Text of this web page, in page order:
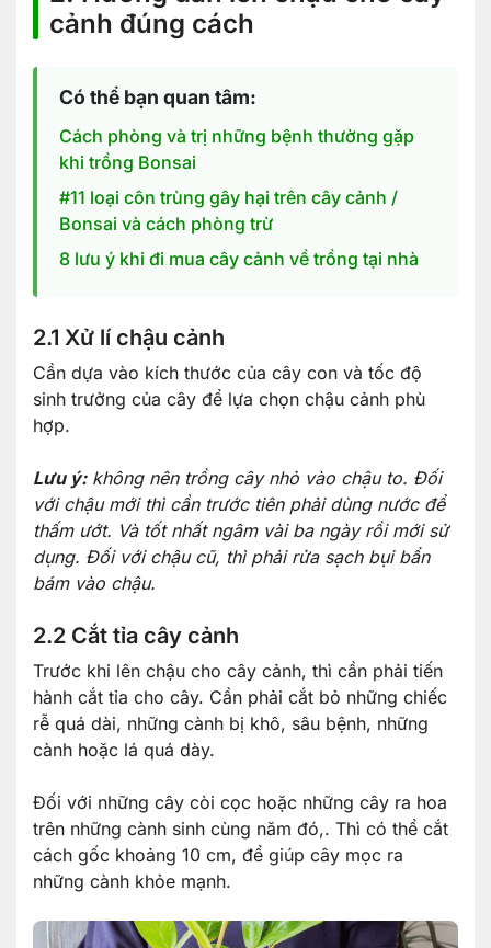
cảnh đúng cách
Có thể bạn quan tâm:
Cách phòng và trị những bệnh thường gặp
khi trồng Bonsai
#11 loại côn trùng gây hại trên cây cảnh /
Bonsai và cách phòng trừ
8 lưu ý khi đi mua cây cảnh về trồng tại nhà
2.1 Xử lí chậu cảnh
Cần dựa vào kích thước của cây con và tốc độ
sinh trưởng của cây để lựa chọn chậu cảnh phù
hợp.
Lưu ý:không nên trồng cây nhỏ vào chậu to. Đối
với chậu mới thì cần trước tiên phải dùng nước để
thấm ướt. Và tốt nhất ngâm vài ba ngày rồi mới sử
dụng. Đối với chậu cũ, thì phải rửa sạch bụi bẩn
bám vào chậu.
2.2 Cắt tỉa cây cảnh
Trước khi lên chậu cho cây cảnh, thì cần phải tiến
hành cắt tỉa cho cây. Cần phải cắt bỏ những chiếc
rễ quá dài, những cành bị khô, sâu bệnh, những
cành hoặc lá quá dày.
Đối với những cây còi cọc hoặc những cây ra hoa
trên những cành sinh cùng năm đó,. Thì có thể cắt
cách gốc khoảng 10 cm, để giúp cây mọc ra
những cành khỏe mạnh.